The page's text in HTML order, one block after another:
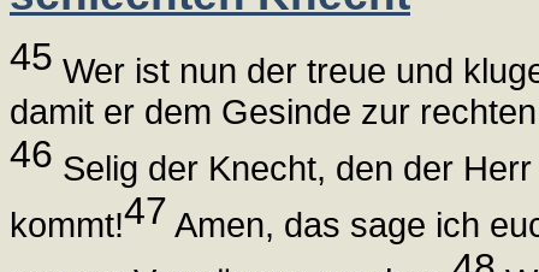
45 Wer ist nun der treue und
damit er dem Gesinde zur
46 Selig der Knecht, den der
kommt!47 Amen, das sage ich